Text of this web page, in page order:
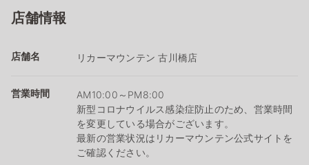
店舗情報
店舗名 リカーマウンテン 古川橋店
営業時間
AM10:00～PM8:00
新型コロナウイルス感染症防止のため、営業時間
を変更している場合がございます。
最新の営業状況はリカーマウンテン公式サイトを
ご確認ください。